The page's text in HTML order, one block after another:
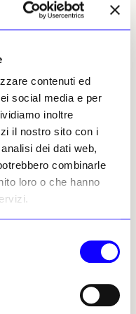
contenuti ed
social media e per
inoltre
il nostro sito con i
dei dati web,
combinarle
loro o che hanno
con un
per
in
dove
Non resta
fronte al mistero,
resta
altri tempi
Ma lì forse
venuta:
di danza
MacFarlane